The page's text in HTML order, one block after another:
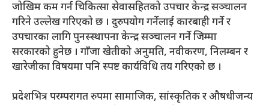
जोखिम कम गर्न चिकित्सा सेवासहितको उपचार केन्द्र सञ्चालन
गरिने उल्लेख गरिएको छ । दुरुपयोग गर्नेलाई कारबाही गर्ने र
उपचारका लागि पुनस्स्थापना केन्द्र सञ्चालन गर्ने जिम्मा
सरकारको हुनेछ । गाँजा खेतीको अनुमति, नवीकरण, निलम्बन र
खारेजीका विषयमा पनि स्पष्ट कार्यविधि तय गरिएको छ ।
प्रदेशभित्र परम्परागत रुपमा सामाजिक, सांस्कृतिक र औषधीजन्य